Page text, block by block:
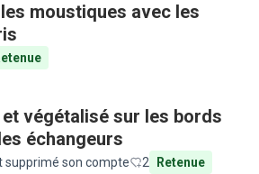
moustiques avec les
végétalisé sur les bords
échangeurs
supprimé son compte 2 Retenue